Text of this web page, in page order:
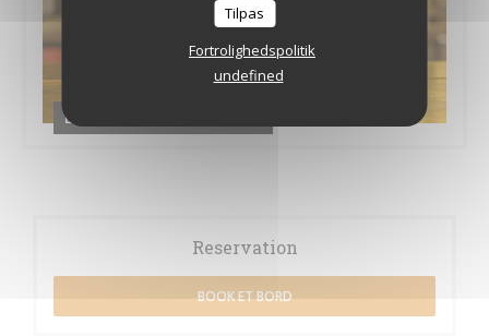
Tilpas
Fortrolighedspolitik
undefined
La Trader's / Les Cocktails
Reservation
BOOK ET BORD